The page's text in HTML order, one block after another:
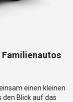
Familienautos
einen kleinen
den Blick auf das